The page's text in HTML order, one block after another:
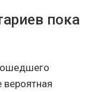
пока